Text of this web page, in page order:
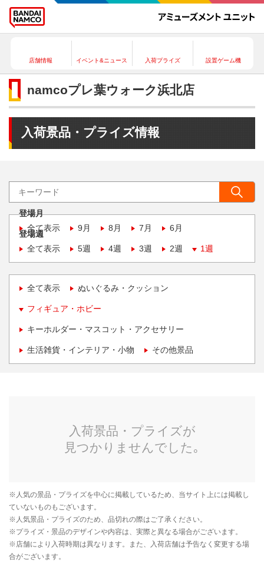
店舗情報 イベント&ニュース 入荷プライズ 設置ゲーム機
namcoプレ葉ウォーク浜北店
入荷景品・プライズ情報
登場月
全て表示
9月 8月 7月 6月
登場週
全て表示
5週 4週 3週 2週 1週
全て表示 ぬいぐるみ・クッション
フィギュア・ホビー
キーホルダー・マスコット・アクセサリー
生活雑貨・インテリア・小物 その他景品